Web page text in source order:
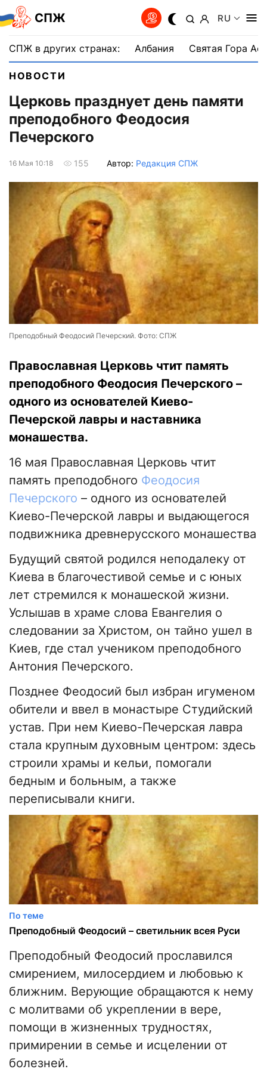
СПЖ RU
СПЖ в других странах: Албания Святая Гора
НОВОСТИ
Церковь празднует день памяти
преподобного Феодосия
Печерского
16 Мая 10:18 155 Автор: Редакция СПЖ
Преподобный Феодосий Печерский. Фото: СПЖ
Православная Церковь чтит память
преподобного Феодосия Печерского –
одного из основателей Киево-
Печерской лавры и наставника
монашества.
16 мая Православная Церковь чтит
память преподобного Феодосия
Печерского – одного из основателей
Киево-Печерской лавры и выдающегося
подвижника древнерусского монашества
Будущий святой родился неподалеку от
Киева в благочестивой семье и с юных
лет стремился к монашеской жизни.
Услышав в храме слова Евангелия о
следовании за Христом, он тайно ушел в
Киев, где стал учеником преподобного
Антония Печерского.
Позднее Феодосий был избран игуменом
обители и ввел в монастыре Студийский
устав. При нем Киево-Печерская лавра
стала крупным духовным центром: здесь
строили храмы и кельи, помогали
бедным и больным, а также
переписывали книги.
По теме
Преподобный Феодосий – светильник всея Руси
Преподобный Феодосий прославился
смирением, милосердием и любовью к
ближним. Верующие обращаются к нему
с молитвами об укреплении в вере,
помощи в жизненных трудностях,
примирении в семье и исцелении от
болезней.